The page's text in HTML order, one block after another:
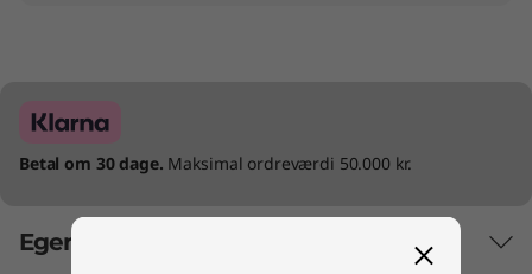
Betal om 30 dage. Maksimal ordreværdi 50.000 kr.
Egenskaber